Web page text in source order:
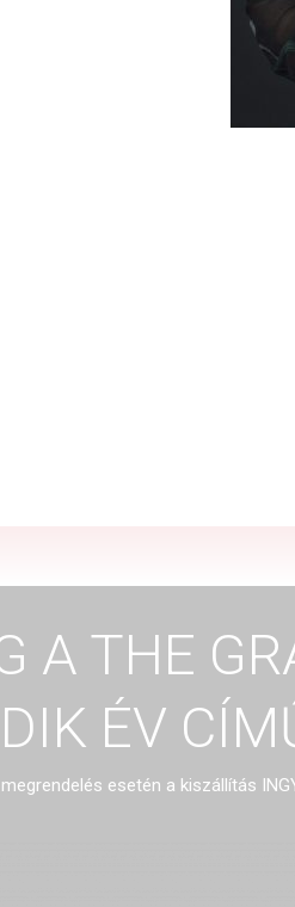
A THE
ÉV
esetén a kiszállítás